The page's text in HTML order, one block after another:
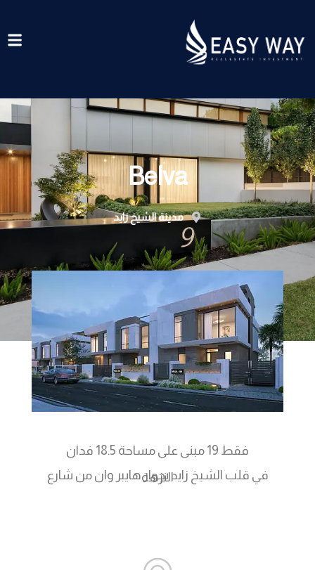
المحتوى
Belva
مدينة الشيخ زايد
فقط 19 مبنى على مساحة 18.5 فدان
في قلب الشيخ زايد بجوار هايبر وان من شارع
النزهة